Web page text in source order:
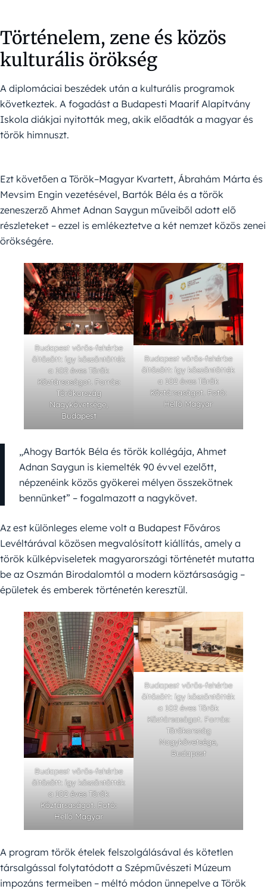
Történelem, zene és közös
kulturális örökség
A diplomáciai beszédek után a kulturális programok
következtek. A fogadást a Budapesti Maarif Alapítvány
Iskola diákjai nyitották meg, akik előadták a magyar és
török himnuszt.
Ezt követően a Török–Magyar Kvartett, Ábrahám Márta és
Mevsim Engin vezetésével, Bartók Béla és a török
zeneszerző Ahmet Adnan Saygun műveiből adott elő
részleteket – ezzel is emlékeztetve a két nemzet közös zenei
örökségére.
Budapest vörös-fehérbe
öltözött: így köszöntötték
a 102 éves Török
Köztársaságot. Forrás:
Törökország
Nagykövetsége,
Budapest
Budapest vörös-fehérbe
öltözött: így köszöntötték
a 102 éves Török
Köztársaságot. Fotó:
Helló Magyar
„Ahogy Bartók Béla és török kollégája, Ahmet
Adnan Saygun is kiemelték 90 évvel ezelőtt,
népzenéink közös gyökerei mélyen összekötnek
bennünket” – fogalmazott a nagykövet.
Az est különleges eleme volt a Budapest Főváros
Levéltárával közösen megvalósított kiállítás, amely a
török külképviseletek magyarországi történetét mutatta
be az Oszmán Birodalomtól a modern köztársaságig –
épületek és emberek történetén keresztül.
Budapest vörös-fehérbe
öltözött: így köszöntötték
a 102 éves Török
Köztársaságot. Fotó:
Helló Magyar
Budapest vörös-fehérbe
öltözött: így köszöntötték
a 102 éves Török
Köztársaságot. Forrás:
Törökország
Nagykövetsége,
Budapest
A program török ételek felszolgálásával és kötetlen
társalgással folytatódott a Szépművészeti Múzeum
impozáns termeiben – méltó módon ünnepelve a Török